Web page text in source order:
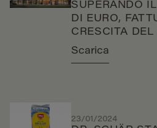
SUPERANDO
DI EURO,
CRESCITA DEL
Scarica
23/01/2024